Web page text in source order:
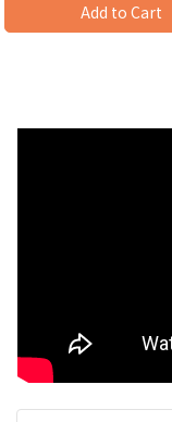
Add to Cart